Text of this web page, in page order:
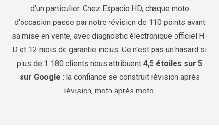
d'un particulier. Chez Espacio HD, chaque moto
d'occasion passe par notre révision de 110 points avant
sa mise en vente, avec diagnostic électronique officiel H-
D et 12 mois de garantie inclus. Ce n'est pas un hasard si
plus de 1 180 clients nous attribuent 4,5 étoiles sur 5
sur Google : la confiance se construit révision après
révision, moto après moto.